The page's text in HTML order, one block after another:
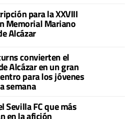
para la XXVIII
Memorial Mariano
Alcázar
convierten el
Alcázar en un gran
para los jóvenes
semana
Sevilla FC que más
en la afición